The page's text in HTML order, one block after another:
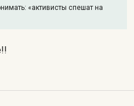
«активисты спешат на